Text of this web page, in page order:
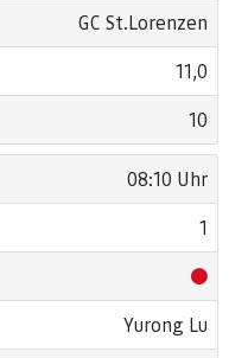
GC St.Lorenzen
11,0
10
08:10 Uhr
1
Yurong Lu